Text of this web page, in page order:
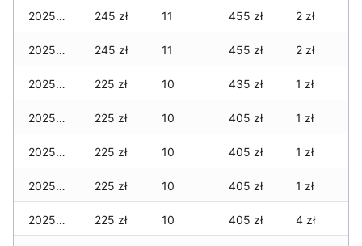
2025-03-13 245 zł 11 455 zł 2 zł
2025-03-12 245 zł 11 455 zł 2 zł
2025-03-11 225 zł 10 435 zł 1 zł
2025-03-10 225 zł 10 405 zł 1 zł
2025-03-09 225 zł 10 405 zł 1 zł
2025-03-08 225 zł 10 405 zł 1 zł
2025-03-07 225 zł 10 405 zł 4 zł